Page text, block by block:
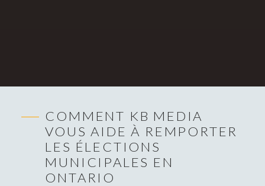
COMMENT KB MEDIA
VOUS AIDE À REMPORTER
LES ÉLECTIONS
MUNICIPALES EN
ONTARIO